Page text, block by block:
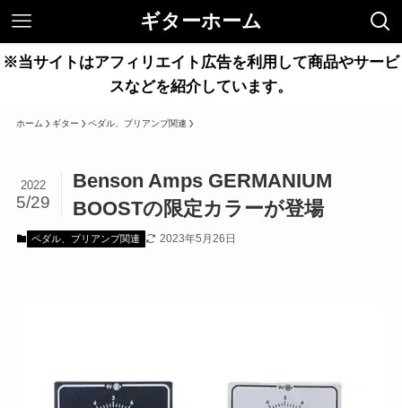
ギターホーム
※当サイトはアフィリエイト広告を利用して商品やサービ
スなどを紹介しています。
ホーム ギター ペダル、プリアンプ関連
Benson Amps GERMANIUM
BOOSTの限定カラーが登場
2022
5/29
ペダル、プリアンプ関連 2023年5月26日